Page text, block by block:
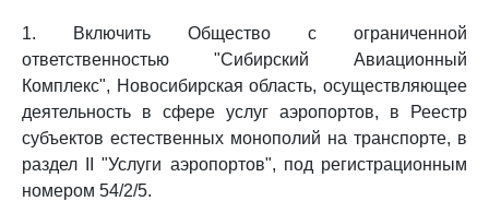
1. Включить Общество с ограниченной
ответственностью "Сибирский Авиационный
Комплекс", Новосибирская область, осуществляющее
деятельность в сфере услуг аэропортов, в Реестр
субъектов естественных монополий на транспорте, в
раздел II "Услуги аэропортов", под регистрационным
номером 54/2/5.